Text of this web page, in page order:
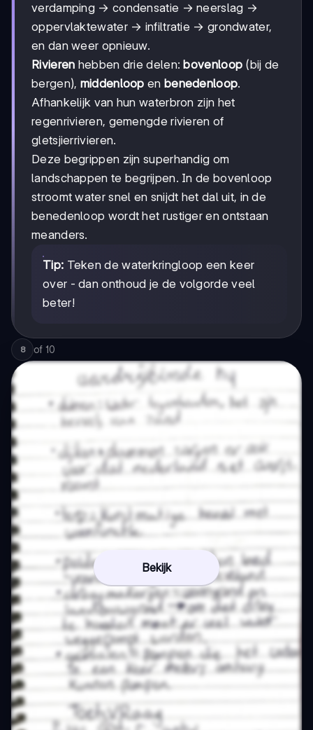
verdamping → condensatie → neerslag →
oppervlaktewater → infiltratie → grondwater,
en dan weer opnieuw.
Rivieren hebben drie delen: bovenloop (bij de
bergen), middenloop en benedenloop.
Afhankelijk van hun waterbron zijn het
regenrivieren, gemengde rivieren of
gletsjierrivieren.
Deze begrippen zijn superhandig om
landschappen te begrijpen. In de bovenloop
stroomt water snel en snijdt het dal uit, in de
benedenloop wordt het rustiger en ontstaan
meanders.
Tip: Teken de waterkringloop een keer
over - dan onthoud je de volgorde veel
beter!
8 of 10
Bekijk